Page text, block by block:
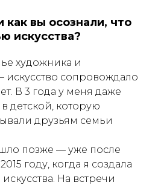
как вы осознали, что
искусства?
художника и
искусство сопровождало
В 3 года у меня даже
в детской, которую
друзьям семьи
позже — уже после
году, когда я создала
На встречи